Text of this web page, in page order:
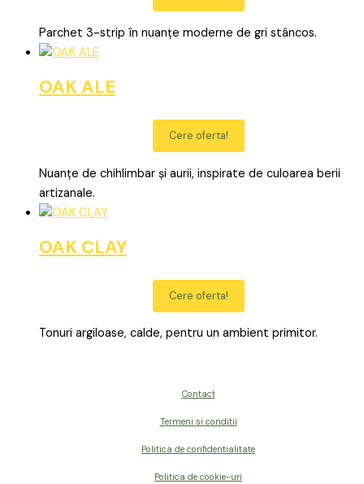
Parchet 3-strip în nuanțe moderne de gri stâncos.
OAK ALE
Cere oferta!
Nuanțe de chihlimbar și aurii, inspirate de culoarea berii
artizanale.
OAK CLAY
Cere oferta!
Tonuri argiloase, calde, pentru un ambient primitor.
Contact
Termeni si conditii
Politica de confidentialitate
Politica de cookie-uri